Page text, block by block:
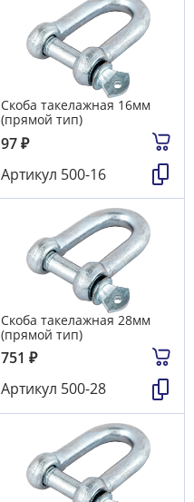
Скоба такелажная 16мм
(прямой тип)
97₽
Артикул 500-16
Скоба такелажная 28мм
(прямой тип)
751 ₽
Артикул 500-28